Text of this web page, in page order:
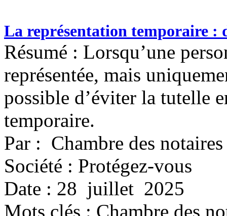
La représentation temporaire :
Résumé : Lorsqu’une
représentée, mais
possible d’éviter la tutelle
temporaire.
Par : Chambre des notaires
Société : Protégez-vous
Date : 28 juillet 2025
Mots clés : Chambre des